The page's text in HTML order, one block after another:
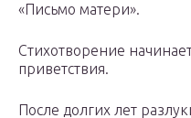
«Письмо матери».
Стихотворение
приветствия.
После долгих лет